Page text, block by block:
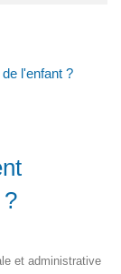
l'enfant ?
et administrative